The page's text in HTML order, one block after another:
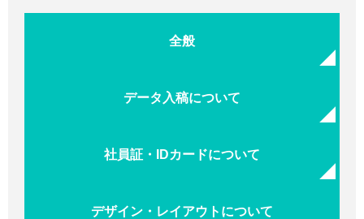
全般
データ入稿について
社員証・IDカードについて
デザイン・レイアウトについて